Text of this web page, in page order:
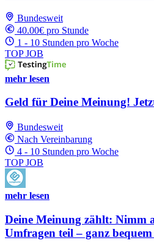
Bundesweit
40.00€ pro Stunde
1 - 10 Stunden pro Woche
TOP JOB
mehr lesen
Geld für Deine Meinung!
Bundesweit
Nach Vereinbarung
4 - 10 Stunden pro Woche
TOP JOB
mehr lesen
Deine Meinung zählt: Nimm
Umfragen teil – ganz